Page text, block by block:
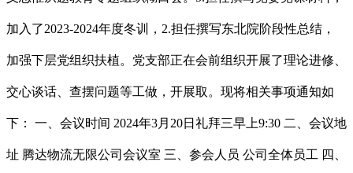
加入了2023-2024年度冬训，2.担任撰写东北院阶段性总结，
加强下层党组织扶植。党支部正在会前组织开展了理论进修、
交心谈话、查摆问题等工做，开展取。现将相关事项通知如
下： 一、会议时间 2024年3月20日礼拜三早上9:30 二、会议地
址 腾达物流无限公司会议室 三、参会人员 公司全体员工 四、